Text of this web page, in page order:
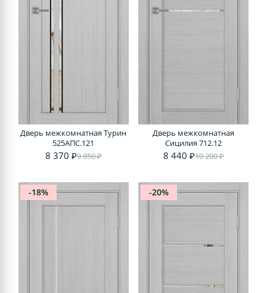
Дверь межкомнатная Турин
525АПС.121
8 370 ₽9 850 ₽
Дверь межкомнатная
Сицилия 712.12
8 440 ₽10 200 ₽
-18% -20%